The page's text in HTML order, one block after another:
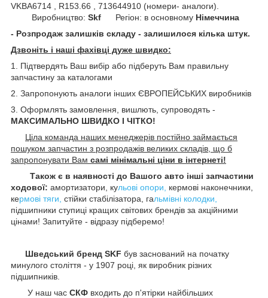
VKBA6714 , R153.66 , 713644910 (номери- аналоги).
Виробництво: SkfРегіон: в основному Німеччина
- Розпродаж залишків складу - залишилося кілька штук.
Дзвоніть і наші фахівці дуже швидко:
1. Підтвердять Ваш вибір або підберуть Вам правильну
запчастину за каталогами
2. Запропонують аналоги інших ЄВРОПЕЙСЬКИХ виробників
3. Оформлять замовлення, вишлють, супроводять -
МАКСИМАЛЬНО ШВИДКО І ЧІТКО!
Ціла команда наших менеджерів постійно займається
пошуком запчастин з розпродажів великих складів, що б
запропонувати Вам самі мінімальні ціни в інтернеті!
Також є в наявності до Вашого авто інші запчастини
ходової: амортизатори, кульові опори, кермові наконечники,
кермові тяги, стійки стабілізатора, гальмівні колодки,
підшипники ступиці кращих світових брендів за акційними
цінами! Запитуйте - відразу підберемо!
Шведський бренд SKF був заснований на початку
минулого століття - у 1907 році, як виробник різних
підшипників.
У наш час СКФ входить до п'ятірки найбільших